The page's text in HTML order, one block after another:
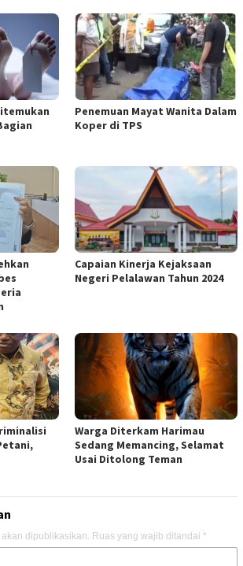
Penemuan Mayat Wanita Dalam
Koper di TPS
Capaian Kinerja Kejaksaan
Negeri Pelalawan Tahun 2024
Warga Diterkam Harimau
Sedang Memancing, Selamat
Usai Ditolong Teman
dipublikasikan. Ruas yang wajib ditandai *